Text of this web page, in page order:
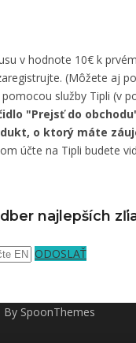
v hodnote 10€ k
(Môžete aj
služby Tipli (v
"Prejsť do
o ktorý máte
účte na Tipli budete
najlepších
ODOSLAŤ
SpoonThemes